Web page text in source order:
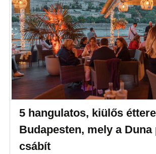
5 hangulatos, kiülős
Budapesten, mely a
csábít